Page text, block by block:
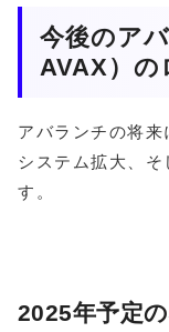
今後のア
AVAX）の
アバランチの将来
システム拡大、
す。
2025年予定